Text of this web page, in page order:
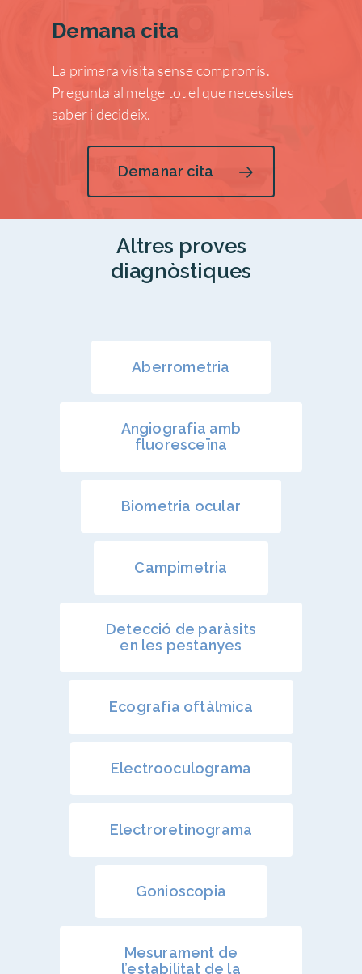
Demana cita
La primera visita sense compromís.
Pregunta al metge tot el que necessites
saber i decideix.
Demanar cita
Altres proves
diagnòstiques
Aberrometria
Angiografia amb
fluoresceïna
Biometria ocular
Campimetria
Detecció de paràsits
en les pestanyes
Ecografia oftàlmica
Electrooculograma
Electroretinograma
Gonioscopia
Mesurament de
l’estabilitat de la